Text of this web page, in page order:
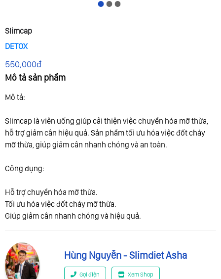
1 2 3
Slimcap
DETOX
550,000đ
Mô tả sản phẩm
Mô tả:
Slimcap là viên uống giúp cải thiện việc chuyển hóa mỡ thừa,
hỗ trợ giảm cân hiệu quả. Sản phẩm tối ưu hóa việc đốt cháy
mỡ thừa, giúp giảm cân nhanh chóng và an toàn.
Công dụng:
Hỗ trợ chuyển hóa mỡ thừa.
Tối ưu hóa việc đốt cháy mỡ thừa.
Giúp giảm cân nhanh chóng và hiệu quả.
Hùng Nguyễn - Slimdiet Asha
Gọi điện Xem Shop